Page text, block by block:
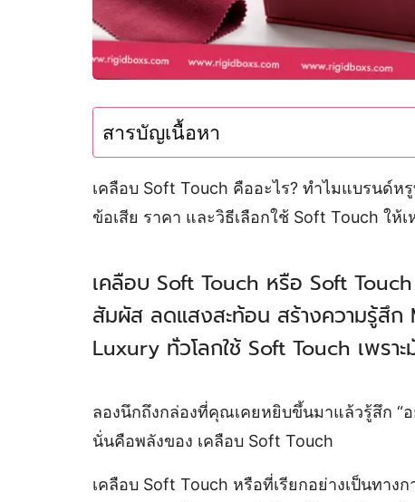
สารบัญเนื้อหา
เคลือบ Soft Touch คืออะไร? ทำไมแบรนด์
ข้อเสีย ราคา และวิธีเลือกใช้ Soft Touch ใ
เคลือบ Soft Touch หรือ Soft
สัมผัส ลดแสงสะท้อน สร้างความรู้สึก
Luxury ทั่วโลกใช้ Soft Touch เพรา
ลองนึกถึงกล่องที่คุณเคยหยิบขึ้นมาแล้วรู้สึก “อ
นั่นคือพลังของ เคลือบ Soft Touch
เคลือบ Soft Touch หรือที่เรียกอย่างเป็นทา